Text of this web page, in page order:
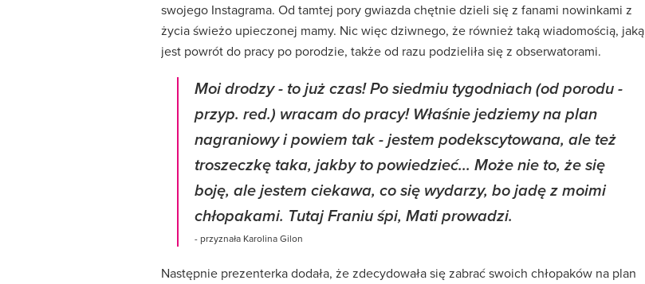
swojego Instagrama. Od tamtej pory gwiazda chętnie dzieli się z fanami nowinkami z
życia świeżo upieczonej mamy. Nic więc dziwnego, że również taką wiadomością, jaką
jest powrót do pracy po porodzie, także od razu podzieliła się z obserwatorami.
Moi drodzy - to już czas! Po siedmiu tygodniach (od porodu -
przyp. red.) wracam do pracy! Właśnie jedziemy na plan
nagraniowy i powiem tak - jestem podekscytowana, ale też
troszeczkę taka, jakby to powiedzieć... Może nie to, że się
boję, ale jestem ciekawa, co się wydarzy, bo jadę z moimi
chłopakami. Tutaj Franiu śpi, Mati prowadzi.
- przyznała Karolina Gilon
Następnie prezenterka dodała, że zdecydowała się zabrać swoich chłopaków na plan